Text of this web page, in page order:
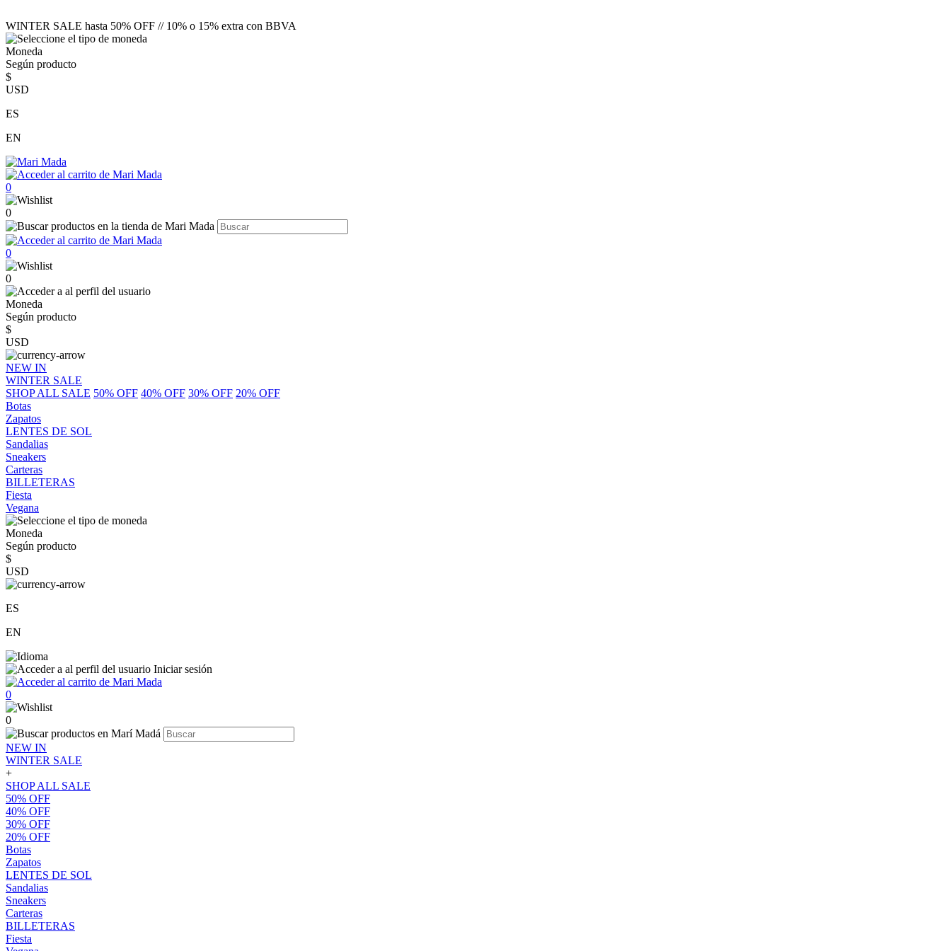
WINTER SALE hasta 50% OFF // 10% o 15% extra con BBVA
Moneda
Según producto
$
USD
ES
EN
0
0
0
0
Moneda
Según producto
$
USD
NEW IN
WINTER SALE
SHOP ALL SALE 50% OFF 40% OFF 30% OFF 20% OFF
Botas
Zapatos
LENTES DE SOL
Sandalias
Sneakers
Carteras
BILLETERAS
Fiesta
Vegana
Moneda
Según producto
$
USD
ES
EN
Iniciar sesión
0
0
NEW IN
WINTER SALE
+
SHOP ALL SALE
50% OFF
40% OFF
30% OFF
20% OFF
Botas
Zapatos
LENTES DE SOL
Sandalias
Sneakers
Carteras
BILLETERAS
Fiesta